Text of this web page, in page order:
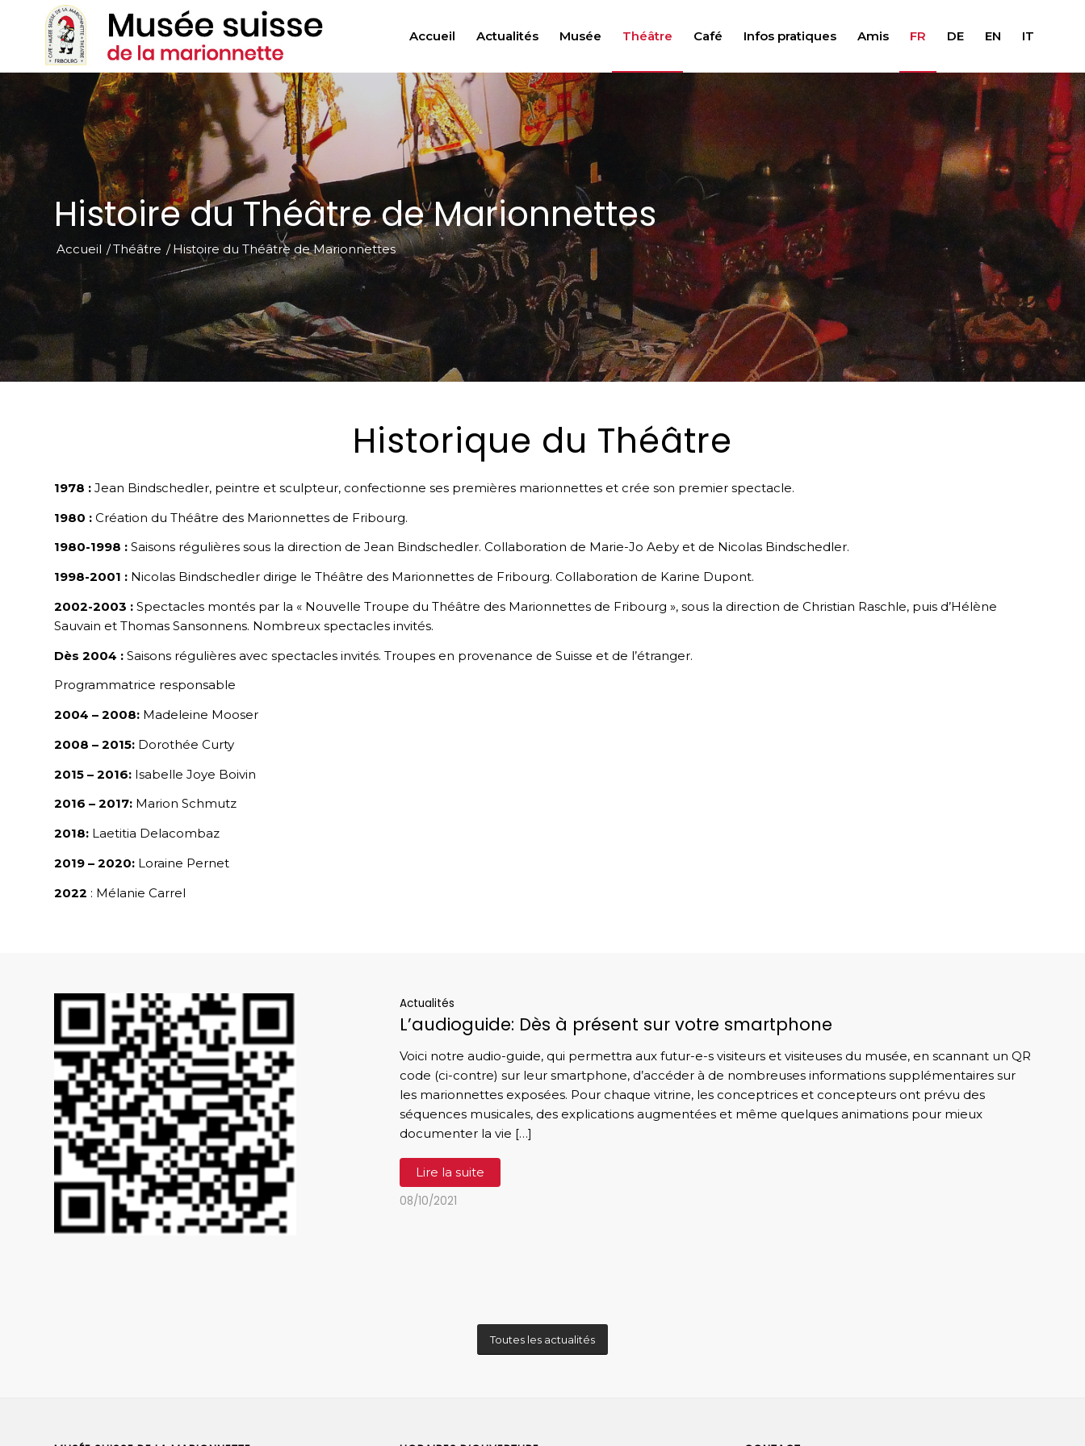
Accueil Actualités Musée Théâtre Café Infos pratiques Amis FR DE EN IT
Histoire du Théâtre de Marionnettes
Accueil /Théâtre / Histoire du Théâtre de Marionnettes
Historique du Théâtre
1978 : Jean Bindschedler, peintre et sculpteur, confectionne ses premières marionnettes et crée son premier spectacle.
1980 : Création du Théâtre des Marionnettes de Fribourg.
1980-1998 : Saisons régulières sous la direction de Jean Bindschedler. Collaboration de Marie-Jo Aeby et de Nicolas Bindschedler.
1998-2001 : Nicolas Bindschedler dirige le Théâtre des Marionnettes de Fribourg. Collaboration de Karine Dupont.
2002-2003 : Spectacles montés par la « Nouvelle Troupe du Théâtre des Marionnettes de Fribourg », sous la direction de Christian Raschle, puis d’Hélène
Sauvain et Thomas Sansonnens. Nombreux spectacles invités.
Dès 2004 : Saisons régulières avec spectacles invités. Troupes en provenance de Suisse et de l’étranger.
Programmatrice responsable
2004 – 2008: Madeleine Mooser
2008 – 2015: Dorothée Curty
2015 – 2016: Isabelle Joye Boivin
2016 – 2017: Marion Schmutz
2018: Laetitia Delacombaz
2019 – 2020: Loraine Pernet
2022 : Mélanie Carrel
Actualités
L’audioguide: Dès à présent sur votre smartphone
Voici notre audio-guide, qui permettra aux futur-e-s visiteurs et visiteuses du musée, en scannant un QR
code (ci-contre) sur leur smartphone, d’accéder à de nombreuses informations supplémentaires sur
les marionnettes exposées. Pour chaque vitrine, les conceptrices et concepteurs ont prévu des
séquences musicales, des explications augmentées et même quelques animations pour mieux
documenter la vie […]
Lire la suite
08/10/2021
Toutes les actualités